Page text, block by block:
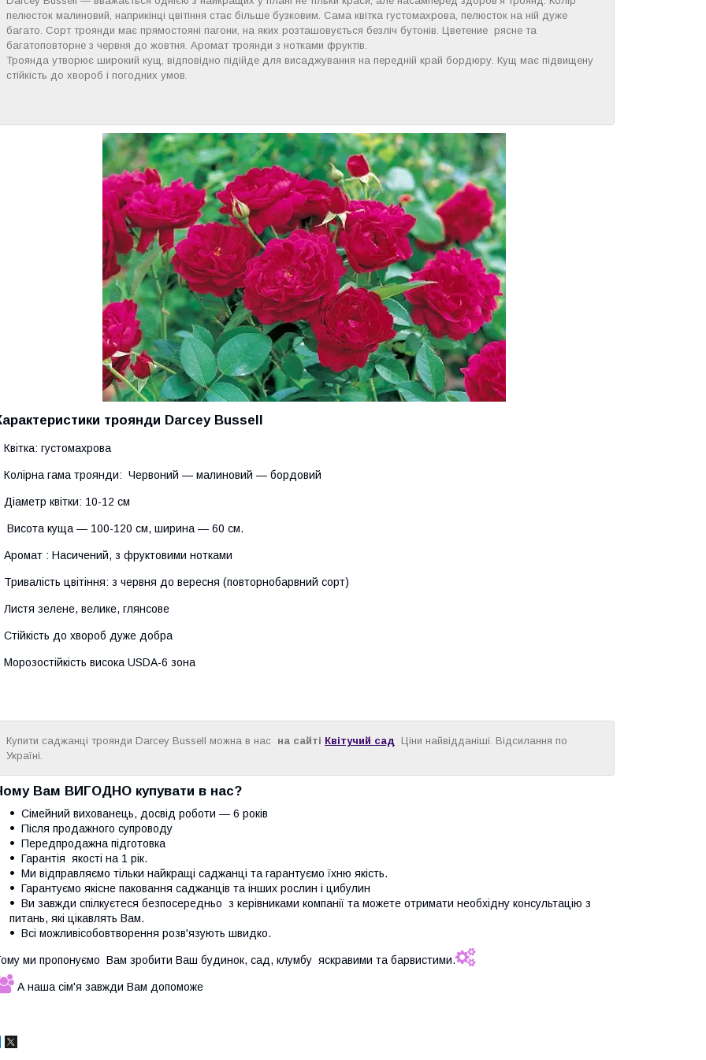
пелюсток малиновий, наприкінці цвітіння стає більше бузковим. Сама квітка густомахрова, пелюсток на ній дуже
багато. Сорт троянди має прямостояні пагони, на яких розташовується безліч бутонів. Цветение рясне та
багатоповторне з червня до жовтня. Аромат троянди з нотками фруктів.
Троянда утворює широкий кущ, відповідно підійде для висаджування на передній край бордюру. Кущ має підвищену
стійкість до хвороб і погодних умов.
троянди Darcey Bussell
Квітка: густомахрова
Колірна гама троянди: Червоний — малиновий — бордовий
Діаметр квітки: 10-12 см
Висота куща — 100-120 см, ширина — 60 см.
Аромат : Насичений, з фруктовими нотками
Тривалість цвітіння: з червня до вересня (повторнобарвний сорт)
Листя зелене, велике, глянсове
Стійкість до хвороб дуже добра
Морозостійкість висока USDA-6 зона
Купити саджанці троянди Darcey Bussell можна в нас на сайті Квітучий сад
Ціни найвідданіші. Відсилання по
Україні.
Вам ВИГОДНО купувати в нас?
Сімейний вихованець, досвід роботи — 6 років
Після продажного супроводу
Передпродажна підготовка
Гарантія якості на 1 рік.
Ми відправляємо тільки найкращі саджанці та гарантуємо їхню якість.
Гарантуємо якісне паковання саджанців та інших рослин і цибулин
Ви завжди спілкуєтеся безпосередньо з керівниками компанії та можете отримати необхідну консультацію з
питань, які цікавлять Вам.
Всі можливісобовтворення розв'язують швидко.
ми пропонуємо Вам зробити Ваш будинок, сад, клумбу яскравими та барвистими.
А наша сім'я завжди Вам допоможе